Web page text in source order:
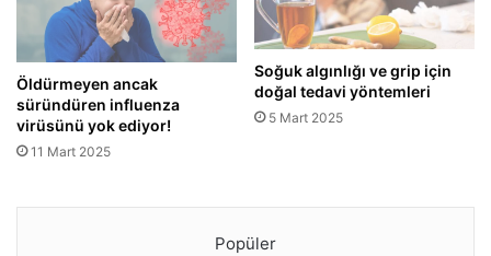
Öldürmeyen ancak
süründüren influenza
virüsünü yok ediyor!
11 Mart 2025
Soğuk algınlığı ve grip için
doğal tedavi yöntemleri
5 Mart 2025
Popüler